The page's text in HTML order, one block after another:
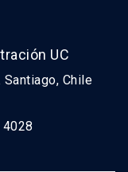
UC
Santiago, Chile